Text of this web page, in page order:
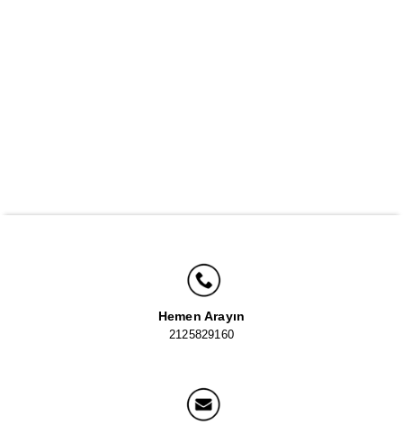
Hemen Arayın
2125829160